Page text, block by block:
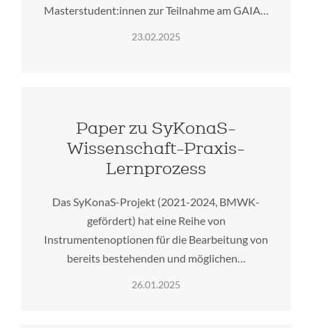
Masterstudent:innen zur Teilnahme am GAIA…
23.02.2025
Paper zu SyKonaS-
Wissenschaft-Praxis-
Lernprozess
Das SyKonaS-Projekt (2021-2024, BMWK-
gefördert) hat eine Reihe von
Instrumentenoptionen für die Bearbeitung von
bereits bestehenden und möglichen…
26.01.2025